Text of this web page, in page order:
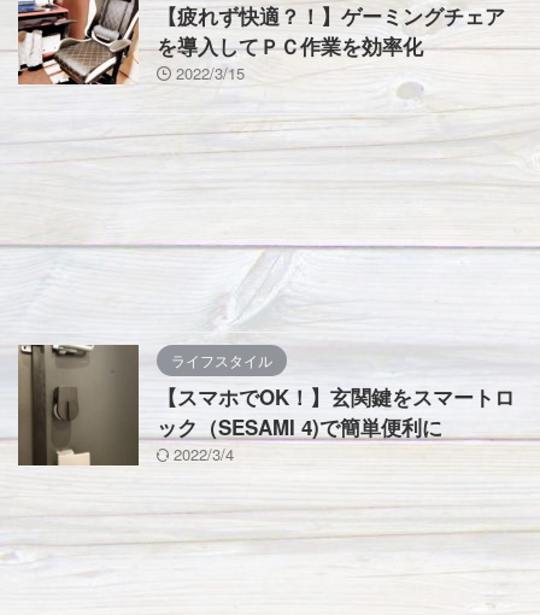
【疲れず快適？！】ゲーミングチェア
を導入してＰＣ作業を効率化
2022/3/15
ライフスタイル
【スマホでOK！】玄関鍵をスマートロ
ック（SESAMI 4)で簡単便利に
2022/3/4